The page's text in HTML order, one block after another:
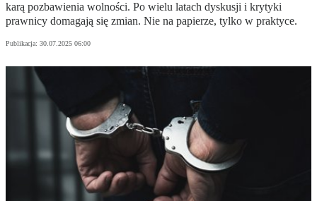
karą pozbawienia wolności. Po wielu latach dyskusji i krytyki
prawnicy domagają się zmian. Nie na papierze, tylko w praktyce.
Publikacja: 30.07.2025 06:00